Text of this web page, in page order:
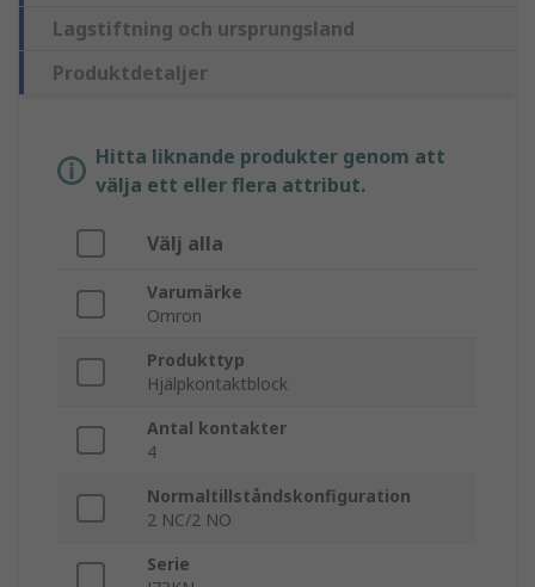
Lagstiftning och ursprungsland
Produktdetaljer
Hitta liknande produkter genom att
välja ett eller flera attribut.
Välj alla
Varumärke
Omron
Produkttyp
Hjälpkontaktblock
Antal kontakter
4
Normaltillståndskonfiguration
2 NC/2 NO
Serie